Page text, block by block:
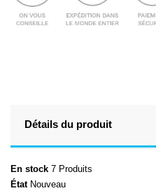
Détails du produit
En stock 7 Produits
État Nouveau